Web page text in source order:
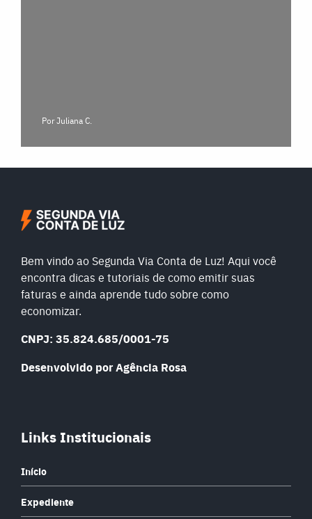
Por Juliana C.
Bem vindo ao Segunda Via Conta de Luz! Aqui você
encontra dicas e tutoriais de como emitir suas
faturas e ainda aprende tudo sobre como
economizar.
CNPJ: 35.824.685/0001-75
Desenvolvido por Agência Rosa
Links Institucionais
Início
Expediente